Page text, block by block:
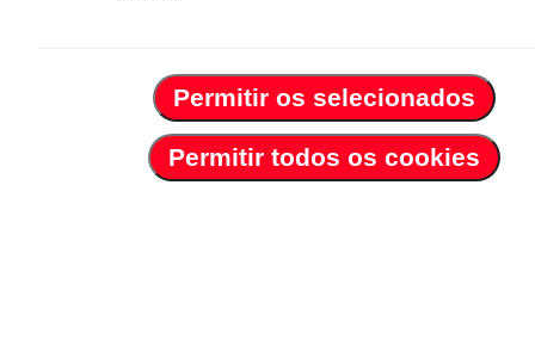
Permitir os selecionados
Permitir todos os cookies